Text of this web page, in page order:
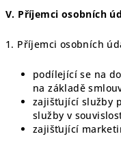
V. Příjemci osobních
1. Příjemci osobních
podílející se na
na základě
zajišťující služby
služby v
zajišťující